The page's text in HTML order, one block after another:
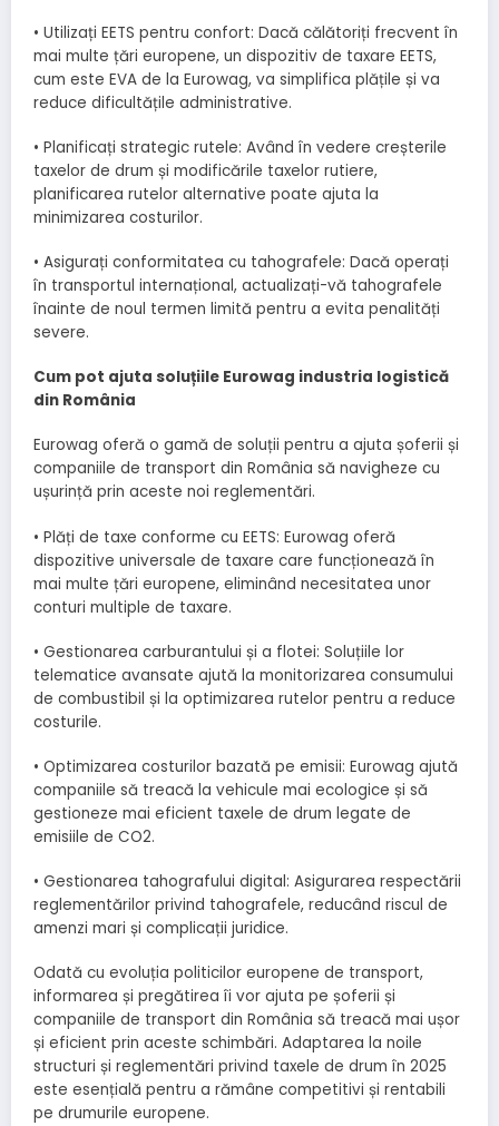
• Utilizați EETS pentru confort: Dacă călătoriți frecvent în
mai multe țări europene, un dispozitiv de taxare EETS,
cum este EVA de la Eurowag, va simplifica plățile și va
reduce dificultățile administrative.
• Planificați strategic rutele: Având în vedere creșterile
taxelor de drum și modificările taxelor rutiere,
planificarea rutelor alternative poate ajuta la
minimizarea costurilor.
• Asigurați conformitatea cu tahografele: Dacă operați
în transportul internațional, actualizați-vă tahografele
înainte de noul termen limită pentru a evita penalități
severe.
Cum pot ajuta soluțiile Eurowag industria logistică
din România
Eurowag oferă o gamă de soluții pentru a ajuta șoferii și
companiile de transport din România să navigheze cu
ușurință prin aceste noi reglementări.
• Plăți de taxe conforme cu EETS: Eurowag oferă
dispozitive universale de taxare care funcționează în
mai multe țări europene, eliminând necesitatea unor
conturi multiple de taxare.
• Gestionarea carburantului și a flotei: Soluțiile lor
telematice avansate ajută la monitorizarea consumului
de combustibil și la optimizarea rutelor pentru a reduce
costurile.
• Optimizarea costurilor bazată pe emisii: Eurowag ajută
companiile să treacă la vehicule mai ecologice și să
gestioneze mai eficient taxele de drum legate de
emisiile de CO2.
• Gestionarea tahografului digital: Asigurarea respectării
reglementărilor privind tahografele, reducând riscul de
amenzi mari și complicații juridice.
Odată cu evoluția politicilor europene de transport,
informarea și pregătirea îi vor ajuta pe șoferii și
companiile de transport din România să treacă mai ușor
și eficient prin aceste schimbări. Adaptarea la noile
structuri și reglementări privind taxele de drum în 2025
este esențială pentru a rămâne competitivi și rentabili
pe drumurile europene.